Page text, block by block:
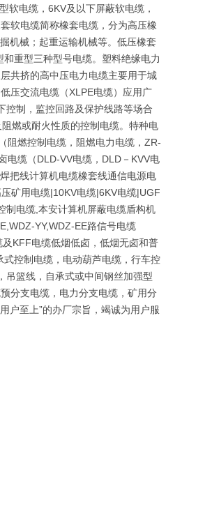
软电缆，6KV及以下屏蔽软电缆，
软电缆简称橡套电缆，分为高压橡
机械；起重运输机械等。低压橡套
重型三种型号电缆。塑料绝缘电力
共挤的高中压电力电缆主要用于城
压交流电缆（XLPE电缆）应用广
控制，监控回路及保护线路等场合
燃或耐火性质的控制电缆。特种电
阻燃控制电缆，阻燃电力电缆，ZR-
电缆（DLD-VV电缆，DLD－KVV电
把线计算机电缆橡套线通信电源电
矿用电缆|10KV电缆|6KV电缆|UGF
制电缆,本安计算机屏蔽电缆盾构机
YY,WDZ-EE路信号电缆
KFF电缆低烟低卤，低烟无卤和普
控制电缆，电动葫芦电缆，行车控
吊篮线，自承式或中间钢丝加强型
分支电缆，电力分支电缆，矿用分
户至上”的办厂宗旨，竭诚为用户服